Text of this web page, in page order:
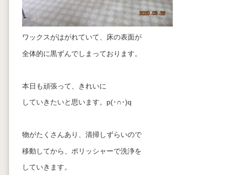
ワックスがはがれていて、床の表面が
全体的に黒ずんでしまっております。
本日も頑張って、きれいに
していきたいと思います。p(･∩･)q
物がたくさんあり、清掃しずらいので
移動してから、ポリッシャーで洗浄を
していきます。